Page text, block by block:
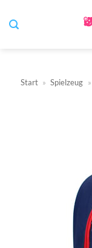
Inhalt
Start » Spielzeug »